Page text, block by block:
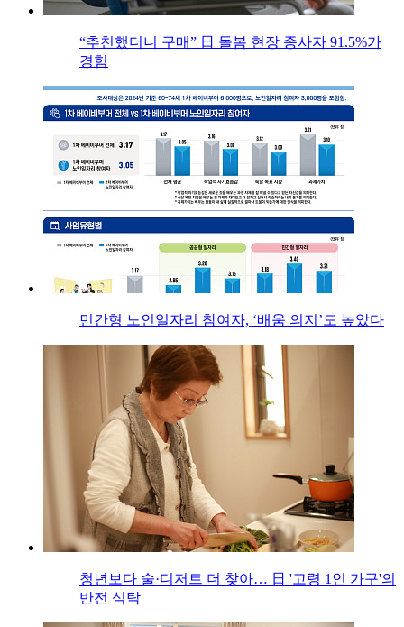
“추천했더니 구매” 日 돌봄 현장 종사자 91.5%가
경험
민간형 노인일자리 참여자, ‘배움 의지’도 높았다
청년보다 술·디저트 더 찾아… 日 '고령 1인 가구'의
반전 식탁